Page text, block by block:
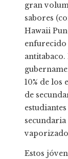
gran
sabores
Hawaii
enfurecido
antitabaco.
10% de los
de
Estos